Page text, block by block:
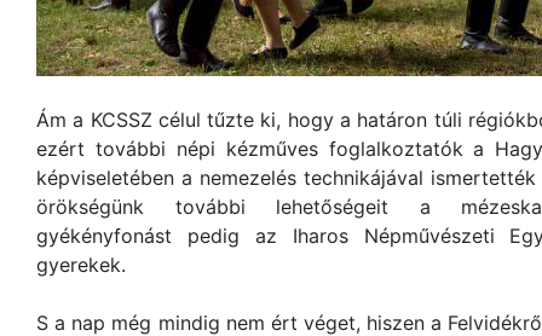
Ám a KCSSZ célul tűzte ki, hogy a határon túli
ezért további népi kézműves foglalkoztatók a
képviseletében a nemezelés technikájával
örökségünk további lehetőségeit a
gyékényfonást pedig az Iharos Népművészeti
gyerekek.
S a nap még mindig nem ért véget, hiszen a